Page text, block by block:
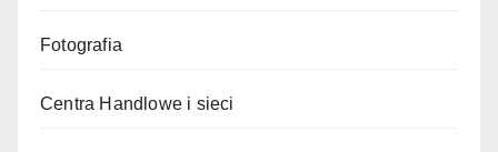
Fotografia
Centra Handlowe i sieci